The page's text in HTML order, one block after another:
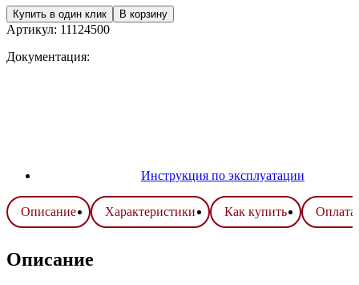
Купить в один клик В корзину
Артикул: 11124500
Документация:
Инструкция по эксплуатации
Описание Характеристики Как купить Оплата
Описание